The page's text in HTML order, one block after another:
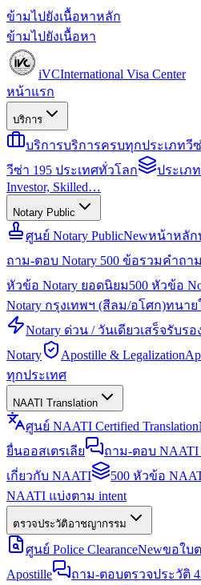
ข้ามไปยังเนื้อหาหลัก
ข้ามไปยังเนื้อหา
iVCInternational Visa Center
หน้าแรก
บริการ
บริการบริการครบทุกประเภทวี
วีซ่า 195 ประเทศทั่วโลก
ประเภ
Investor, Skilled…
Notary Public
ศูนย์ Notary PublicNewหน้าหลัก
ถาม-ตอบ Notary 500 ข้อรวมคำถา
หัวข้อ Notary ยอดนิยม500 หัวข้อ
Notary กรุงเทพฯ (สีลม/อโศก)ทนาย
Notary ด่วน / วันเดียวเสร็จรับรอ
Notary
Apostille & Legalization
ทุกประเทศ
NAATI Translation
ศูนย์ NAATI Certified Translation
ยื่นออสเตรเลีย
ถาม-ตอบ NAATI
เกี่ยวกับ NAATI
500 หัวข้อ
NAATI แบ่งตาม intent
ตรวจประวัติอาชญากรรม
ศูนย์ Police ClearanceNewขอใบ
Apostille
ถาม-ตอบตรวจประวัติ